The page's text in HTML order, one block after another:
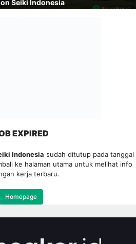
Seiki Indonesia
EXPIRED
Indonesia sudah ditutup pada tanggal
ke halaman utama untuk melihat info
kerja terbaru.
Homepage